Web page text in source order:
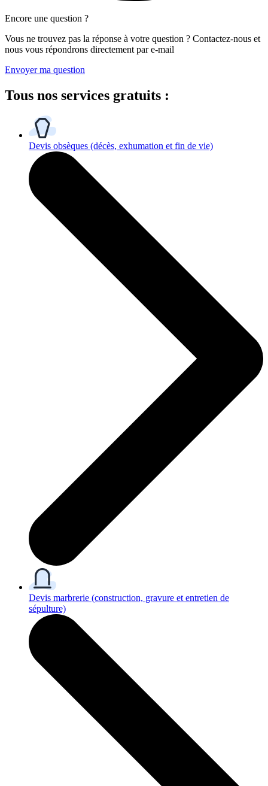
Encore une question ?
Vous ne trouvez pas la réponse à votre question ? Contactez-nous et
nous vous répondrons directement par e-mail
Envoyer ma question
Tous nos services gratuits :
Devis obsèques (décès, exhumation et fin de vie)
Devis marbrerie (construction, gravure et entretien de
sépulture)